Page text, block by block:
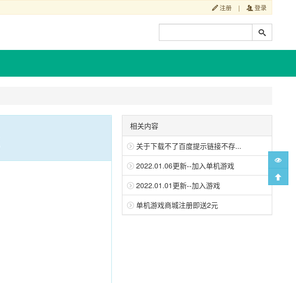
注册 | 登录
相关内容
关于下载不了百度提示链接不存...
2022.01.06更新--加入单机游戏
2022.01.01更新--加入游戏
单机游戏商城注册即送2元